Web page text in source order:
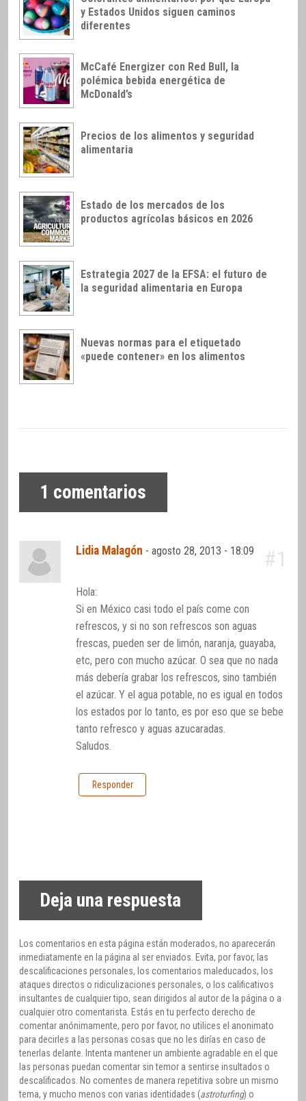
y Estados Unidos siguen caminos
diferentes
McCafé Energizer con Red Bull, la
polémica bebida energética de
McDonald’s
Precios de los alimentos y seguridad
alimentaria
Estado de los mercados de los
productos agrícolas básicos en 2026
Estrategia 2027 de la EFSA: el futuro de
la seguridad alimentaria en Europa
Nuevas normas para el etiquetado
«puede contener» en los alimentos
1 comentarios
Lidia Malagón -agosto 28, 2013 - 18:09 #1
Hola:
Si en México casi todo el país come con
refrescos, y si no son refrescos son aguas
frescas, pueden ser de limón, naranja, guayaba,
etc, pero con mucho azúcar. O sea que no nada
más debería grabar los refrescos, sino también
el azúcar. Y el agua potable, no es igual en todos
los estados por lo tanto, es por eso que se bebe
tanto refresco y aguas azucaradas.
Saludos.
Responder
Deja una respuesta
Los comentarios en esta página están moderados, no aparecerán
inmediatamente en la página al ser enviados. Evita, por favor, las
descalificaciones personales, los comentarios maleducados, los
ataques directos o ridiculizaciones personales, o los calificativos
insultantes de cualquier tipo, sean dirigidos al autor de la página o a
cualquier otro comentarista. Estás en tu perfecto derecho de
comentar anónimamente, pero por favor, no utilices el anonimato
para decirles a las personas cosas que no les dirías en caso de
tenerlas delante. Intenta mantener un ambiente agradable en el que
las personas puedan comentar sin temor a sentirse insultados o
descalificados. No comentes de manera repetitiva sobre un mismo
tema, y mucho menos con varias identidades (astroturfing) o